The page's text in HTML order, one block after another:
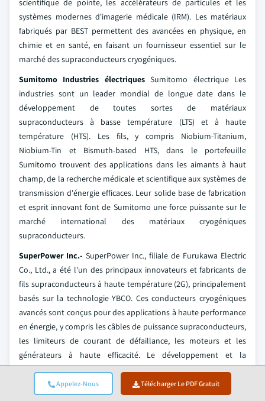
Appelez-Nous Télécharger Le PDF Gratuit
scientifique de pointe, les accélérateurs de particules et les
systèmes modernes d'imagerie médicale (IRM). Les matériaux
fabriqués par BEST permettent des avancées en physique, en
chimie et en santé, en faisant un fournisseur essentiel sur le
marché des supraconducteurs cryogéniques.
Sumitomo Industries électriquesSumitomo électrique Les
industries sont un leader mondial de longue date dans le
développement de toutes sortes de matériaux
supraconducteurs à basse température (LTS) et à haute
température (HTS). Les fils, y compris Niobium-Titanium,
Niobium-Tin et Bismuth-based HTS, dans le portefeuille
Sumitomo trouvent des applications dans les aimants à haut
champ, de la recherche médicale et scientifique aux systèmes de
transmission d'énergie efficaces. Leur solide base de fabrication
et esprit innovant font de Sumitomo une force puissante sur le
marché international des matériaux cryogéniques
supraconducteurs.
SuperPower Inc.- SuperPower Inc., filiale de Furukawa Electric
Co., Ltd., a été l'un des principaux innovateurs et fabricants de
fils supraconducteurs à haute température (2G), principalement
basés sur la technologie YBCO. Ces conducteurs cryogéniques
avancés sont conçus pour des applications à haute performance
en énergie, y compris les câbles de puissance supraconducteurs,
les limiteurs de courant de défaillance, les moteurs et les
générateurs à haute efficacité. Le développement et la
commercialisation de la technologie HTS par SuperPower
contribuent grandement à renforcer l'effort mondial pour créer
un réseau électrique plus efficace et plus résistant.